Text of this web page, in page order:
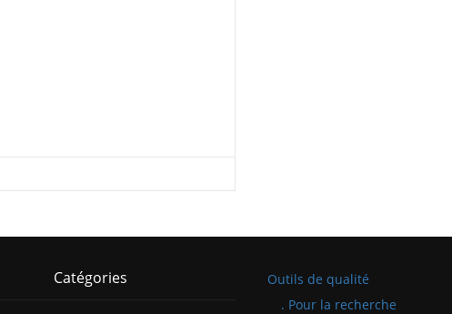
Catégories
Outils de qualité
. Pour la recherche